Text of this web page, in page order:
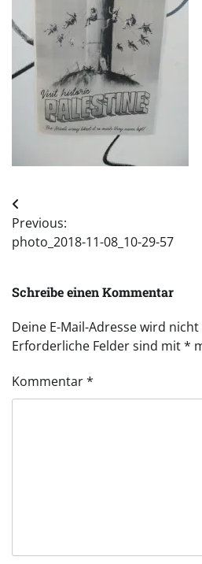
Beitragsnavigation
Previous:
photo_2018-11-08_10-29-57
Schreibe einen Kommentar
Deine E-Mail-Adresse wird
Erforderliche Felder sind mit*
Kommentar*